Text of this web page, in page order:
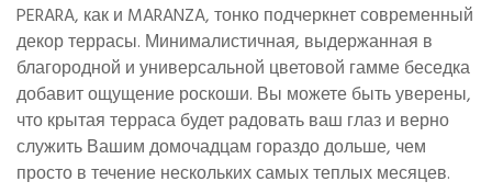
PERARA, как и MARANZA, тонко подчеркнет современный
декор террасы. Минималистичная, выдержанная в
благородной и универсальной цветовой гамме беседка
добавит ощущение роскоши. Вы можете быть уверены,
что крытая терраса будет радовать ваш глаз и верно
служить Вашим домочадцам гораздо дольше, чем
просто в течение нескольких самых теплых месяцев.